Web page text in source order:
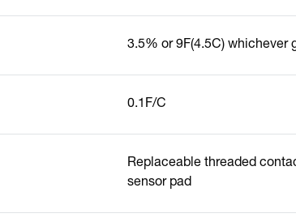
3.5% or9F(4.5C) whichever
0.1 F/C
Replaceable threaded
sensor pad